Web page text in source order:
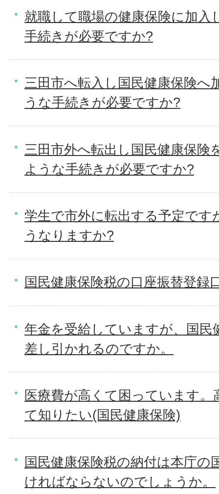
就職して職場の健康保険に加入
手続きが必要ですか?
三田市へ転入し国民健康保険へ
うな手続きが必要ですか?
三田市外へ転出し国民健康保険
ような手続きが必要ですか?
学生で市外に転出する予定です
うなりますか?
国民健康保険税の口座振替登録
年金を受給していますが、国民
差し引かれるのですか。
医療費が高くて困っています。
て知りたい(国民健康保険)
国民健康保険税の納付は本庁の
ければならないのでしょうか。